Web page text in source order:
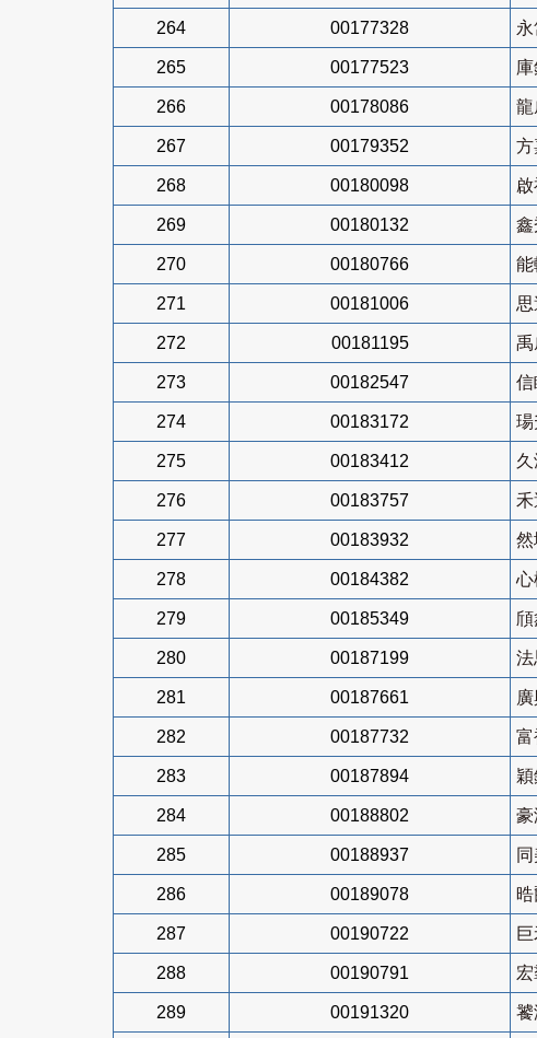
264 00177328
265 00177523
266 00178086 龍
267 00179352 方
268 00180098
269 00180132 鑫
270 00180766 能
271 00181006 思
272 00181195 禹
273 00182547 信
274 00183172 瑒
275 00183412
276 00183757 禾
277 00183932 然
278 00184382 心
279 00185349
280 00187199 法
281 00187661
282 00187732 富
283 00187894 穎
284 00188802 豪
285 00188937
286 00189078
287 00190722
288 00190791 宏
289 00191320 饕